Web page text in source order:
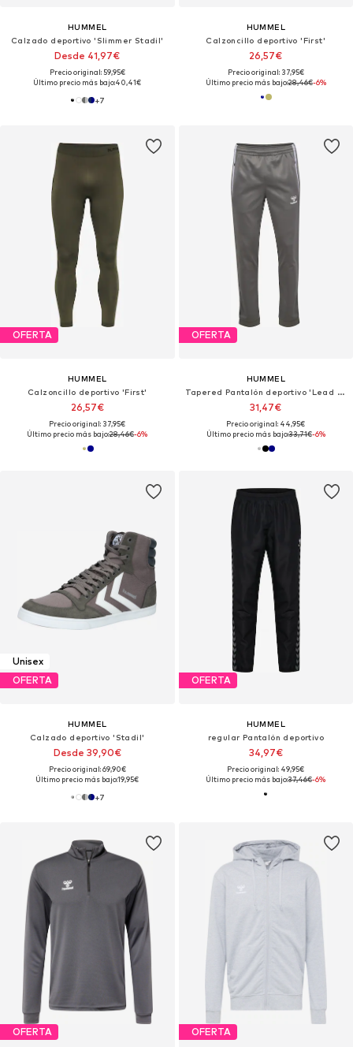
HUMMEL
Calzado deportivo 'Slimmer Stadil'
Desde 41,97€
Precio original: 59,95€
Último precio más bajo:40,41€
+7
HUMMEL
Calzoncillo deportivo 'First'
26,57€
Precio original: 37,95€
Último precio más bajo:28,46€-6%
OFERTA
HUMMEL
Calzoncillo deportivo 'First'
26,57€
Precio original: 37,95€
Último precio más bajo:28,46€-6%
OFERTA
HUMMEL
Tapered Pantalón deportivo 'Lead 2.0'
31,47€
Precio original: 44,95€
Último precio más bajo:33,71€-6%
Unisex
OFERTA
HUMMEL
Calzado deportivo 'Stadil'
Desde 39,90€
Precio original: 69,90€
Último precio más bajo:19,95€
+7
OFERTA
HUMMEL
regular Pantalón deportivo
34,97€
Precio original: 49,95€
Último precio más bajo:37,46€-6%
OFERTA OFERTA